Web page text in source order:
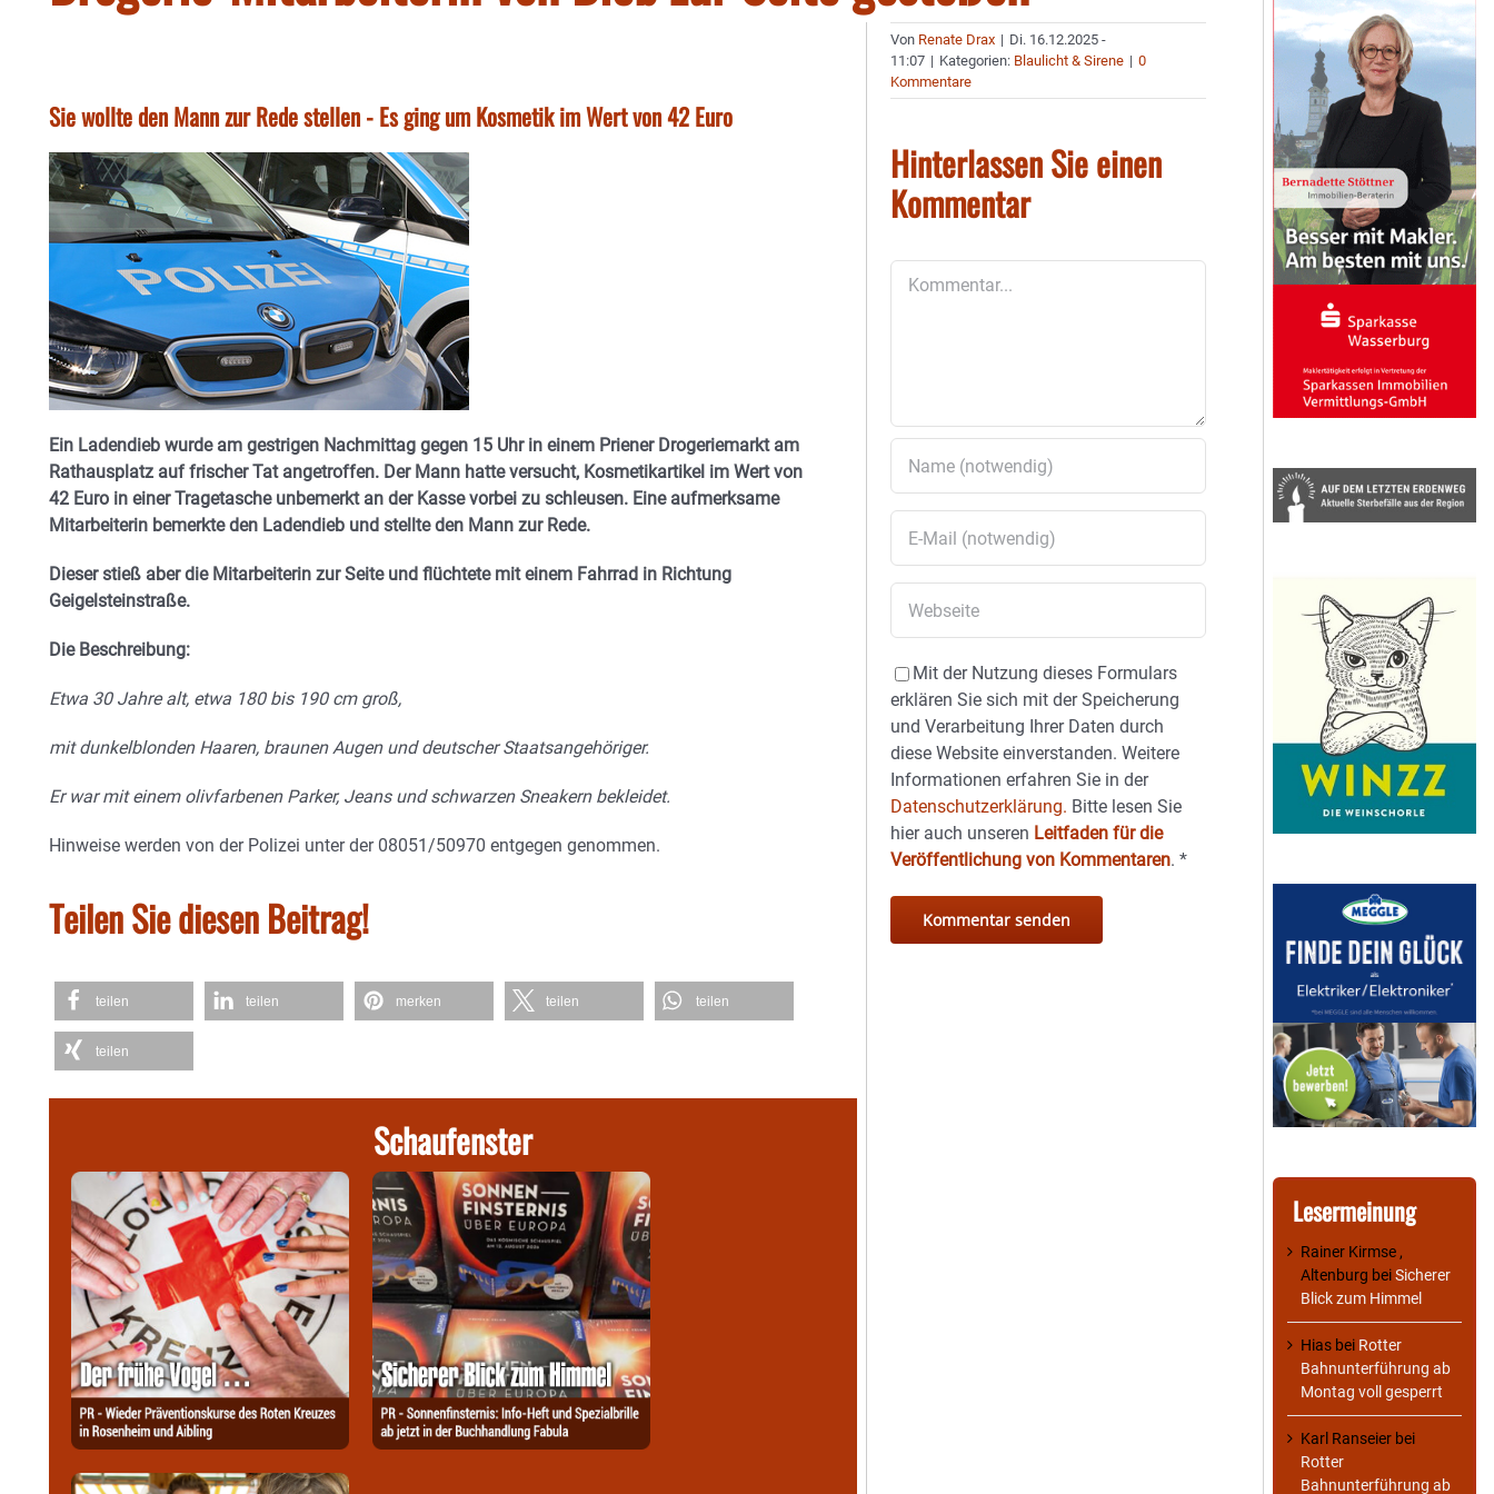
Sie wollte den Mann zur Rede stellen - Es ging um Kosmetik im Wert von 42 Euro
Ein Ladendieb wurde am gestrigen Nachmittag gegen 15 Uhr in einem Priener Drogeriemarkt am
Rathausplatz auf frischer Tat angetroffen. Der Mann hatte versucht, Kosmetikartikel im Wert von
42 Euro in einer Tragetasche unbemerkt an der Kasse vorbei zu schleusen. Eine aufmerksame
Mitarbeiterin bemerkte den Ladendieb und stellte den Mann zur Rede.
Dieser stieß aber die Mitarbeiterin zur Seite und flüchtete mit einem Fahrrad in Richtung
Geigelsteinstraße.
Die Beschreibung:
Etwa 30 Jahre alt, etwa 180 bis 190 cm groß,
mit dunkelblonden Haaren, braunen Augen und deutscher Staatsangehöriger.
Er war mit einem olivfarbenen Parker, Jeans und schwarzen Sneakern bekleidet.
Hinweise werden von der Polizei unter der 08051/50970 entgegen genommen.
Teilen Sie diesen Beitrag!
teilen teilen merken teilen teilen
teilen
Schaufenster
Von Renate Drax | Di. 16.12.2025 -
11:07 | Kategorien: Blaulicht & Sirene | 0
Kommentare
Hinterlassen Sie einen
Kommentar
Mit der Nutzung dieses Formulars
erklären Sie sich mit der Speicherung
und Verarbeitung Ihrer Daten durch
diese Website einverstanden. Weitere
Informationen erfahren Sie in der
Datenschutzerklärung. Bitte lesen Sie
hier auch unseren Leitfaden für die
Veröffentlichung von Kommentaren.*
Lesermeinung
Rainer Kirmse ,
Altenburg beiSicherer
Blick zum Himmel
Hias bei Rotter
Bahnunterführung ab
Montag voll gesperrt
Karl Ranseier bei
Rotter
Bahnunterführung ab